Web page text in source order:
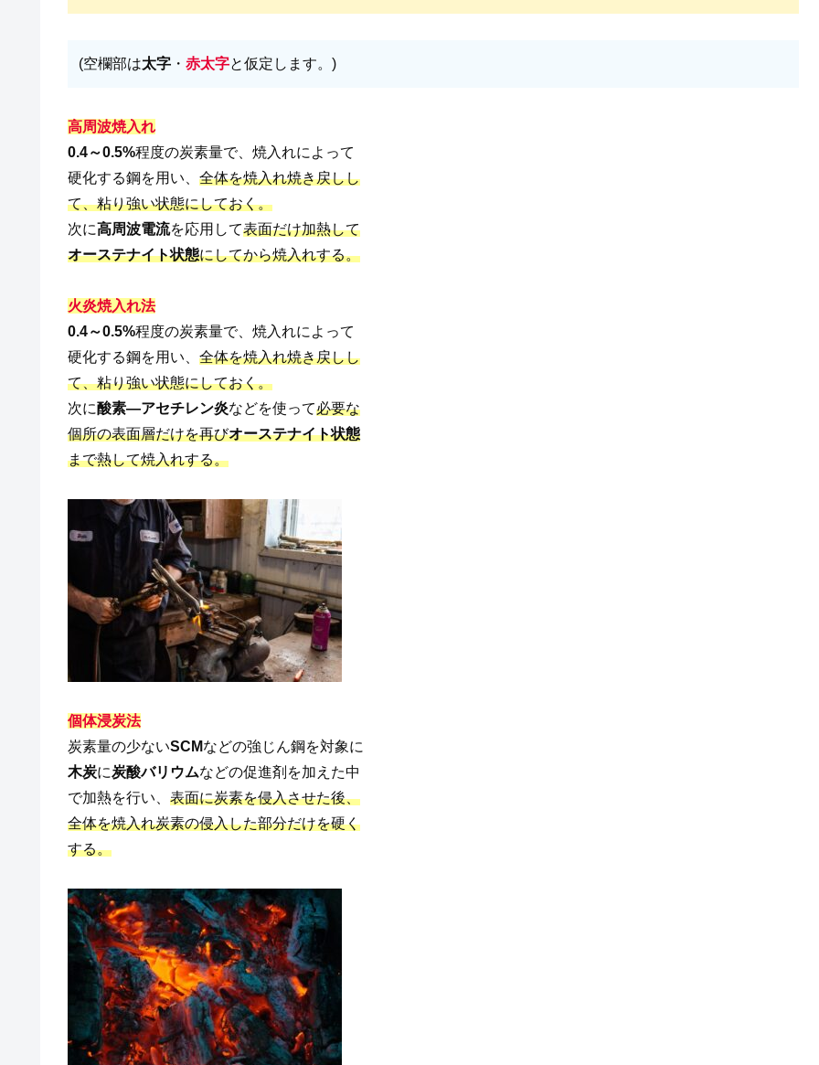
(空欄部は太字 ・ 赤太字と仮定します。)
高周波焼入れ
0.4～0.5%程度の炭素量で、焼入れによって
硬化する鋼を用い、 全体を焼入れ焼き戻しし
て、粘り強い状態にしておく。
次に高周波電流を応用して表面だけ加熱して
オーステナイト状態にしてから焼入れする。
火炎焼入れ法
0.4～0.5%程度の炭素量で、焼入れによって
硬化する鋼を用い、 全体を焼入れ焼き戻しし
て、粘り強い状態にしておく。
次に酸素―アセチレン炎などを使って必要な
個所の表面層だけを再びオーステナイト状態
まで熱して焼入れする。
個体浸炭法
炭素量の少ないSCMなどの強じん鋼を対象に
木炭に炭酸バリウムなどの促進剤を加えた中
で加熱を行い、 表面に炭素を侵入させた後、
全体を焼入れ炭素の侵入した部分だけを硬く
する。